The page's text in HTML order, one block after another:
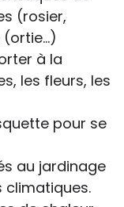
(rosier,
à la
les fleurs, les
pour se
au jardinage
climatiques.